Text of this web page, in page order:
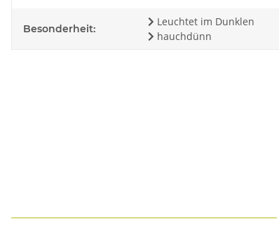
Besonderheit:
Leuchtet im Dunklen
hauchdünn